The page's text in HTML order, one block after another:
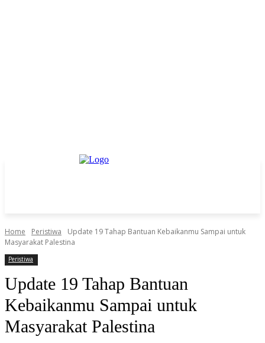
Home Peristiwa
Update 19 Tahap Bantuan Kebaikanmu Sampai untuk
Masyarakat Palestina
Peristiwa
Update 19 Tahap Bantuan
Kebaikanmu Sampai untuk
Masyarakat Palestina